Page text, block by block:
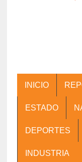
INICIO
ESTADO
DEPORTES
INDUSTRIA